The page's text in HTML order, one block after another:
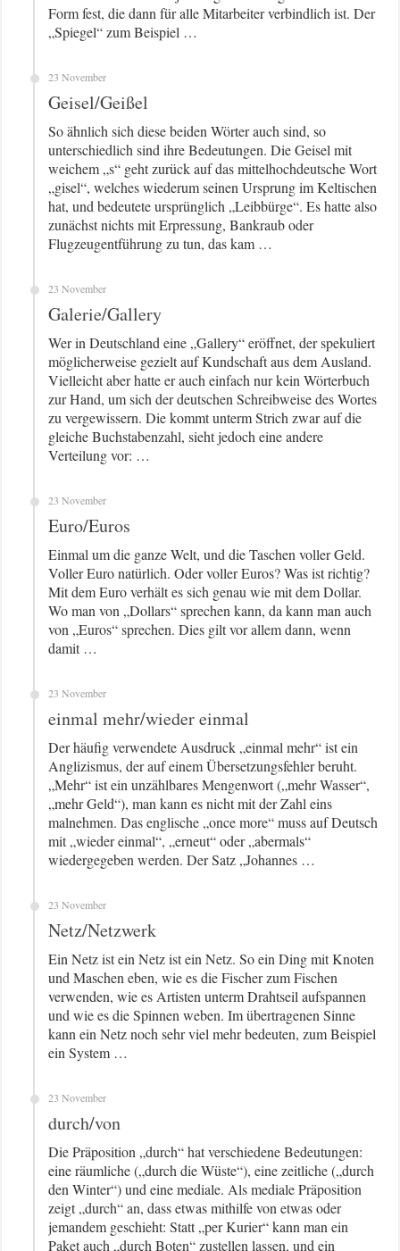
Form fest, die dann für alle Mitarbeiter verbindlich ist. Der
„Spiegel“ zum Beispiel …
23 November
Geisel/Geißel
So ähnlich sich diese beiden Wörter auch sind, so
unterschiedlich sind ihre Bedeutungen. Die Geisel mit
weichem „s“ geht zurück auf das mittelhochdeutsche Wort
„gisel“, welches wiederum seinen Ursprung im Keltischen
hat, und bedeutete ursprünglich „Leibbürge“. Es hatte also
zunächst nichts mit Erpressung, Bankraub oder
Flugzeugentführung zu tun, das kam …
23 November
Galerie/Gallery
Wer in Deutschland eine „Gallery“ eröffnet, der spekuliert
möglicherweise gezielt auf Kundschaft aus dem Ausland.
Vielleicht aber hatte er auch einfach nur kein Wörterbuch
zur Hand, um sich der deutschen Schreibweise des Wortes
zu vergewissern. Die kommt unterm Strich zwar auf die
gleiche Buchstabenzahl, sieht jedoch eine andere
Verteilung vor: …
23 November
Euro/Euros
Einmal um die ganze Welt, und die Taschen voller Geld.
Voller Euro natürlich. Oder voller Euros? Was ist richtig?
Mit dem Euro verhält es sich genau wie mit dem Dollar.
Wo man von „Dollars“ sprechen kann, da kann man auch
von „Euros“ sprechen. Dies gilt vor allem dann, wenn
damit …
23 November
einmal mehr/wieder einmal
Der häufig verwendete Ausdruck „einmal mehr“ ist ein
Anglizismus, der auf einem Übersetzungsfehler beruht.
„Mehr“ ist ein unzählbares Mengenwort („mehr Wasser“,
„mehr Geld“), man kann es nicht mit der Zahl eins
malnehmen. Das englische „once more“ muss auf Deutsch
mit „wieder einmal“, „erneut“ oder „abermals“
wiedergegeben werden. Der Satz „Johannes …
23 November
Netz/Netzwerk
Ein Netz ist ein Netz ist ein Netz. So ein Ding mit Knoten
und Maschen eben, wie es die Fischer zum Fischen
verwenden, wie es Artisten unterm Drahtseil aufspannen
und wie es die Spinnen weben. Im übertragenen Sinne
kann ein Netz noch sehr viel mehr bedeuten, zum Beispiel
ein System …
23 November
durch/von
Die Präposition „durch“ hat verschiedene Bedeutungen:
eine räumliche („durch die Wüste“), eine zeitliche („durch
den Winter“) und eine mediale. Als mediale Präposition
zeigt „durch“ an, dass etwas mithilfe von etwas oder
jemandem geschieht: Statt „per Kurier“ kann man ein
Paket auch „durch Boten“ zustellen lassen, und ein